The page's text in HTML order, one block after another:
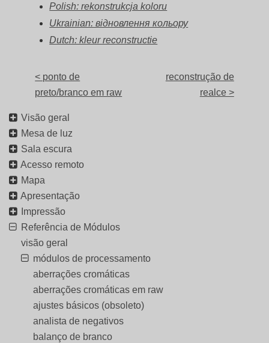
Polish: rekonstrukcja koloru
Ukrainian: відновлення кольору
Dutch: kleur reconstructie
< ponto de
preto/branco em raw
reconstrução de
realce >
Visão geral
Mesa de luz
Sala escura
Acesso remoto
Mapa
Apresentação
Impressão
Referência de Módulos
visão geral
módulos de processamento
aberrações cromáticas
aberrações cromáticas em raw
ajustes básicos (obsoleto)
analista de negativos
balanço de branco